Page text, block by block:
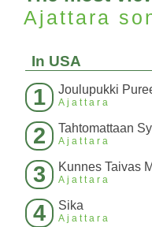
Ajattara
In USA
1 Joulupukki
Ajattara
2 Tahtomattaan
Ajattara
3 Kunnes Taivas
Ajattara
4 Sika
Ajattara